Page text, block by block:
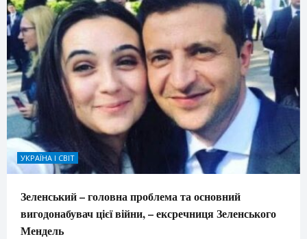
УКРАЇНА І СВІТ
Зеленський – головна проблема та основний
вигодонабувач цієї війни, – ексречниця Зеленського
Мендель